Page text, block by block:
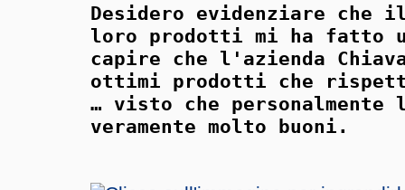
Desidero evidenziare che
loro prodotti mi ha fatto
capire che l'azienda
ottimi prodotti che
… visto che
veramente molto buoni.